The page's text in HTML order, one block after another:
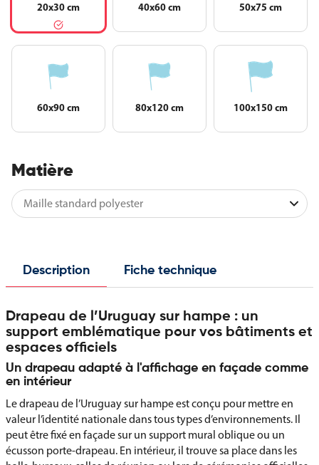
20x30 cm 40x60 cm 50x75 cm
60x90 cm 80x120 cm 100x150 cm
Matière
Description Fiche technique
Drapeau de l’Uruguay sur hampe : un
support emblématique pour vos bâtiments et
espaces officiels
Un drapeau adapté à l'affichage en façade comme
en intérieur
Le drapeau de l’Uruguay sur hampe est conçu pour mettre en
valeur l’identité nationale dans tous types d’environnements. Il
peut être fixé en façade sur un support mural oblique ou un
écusson porte-drapeau. En intérieur, il trouve sa place dans les